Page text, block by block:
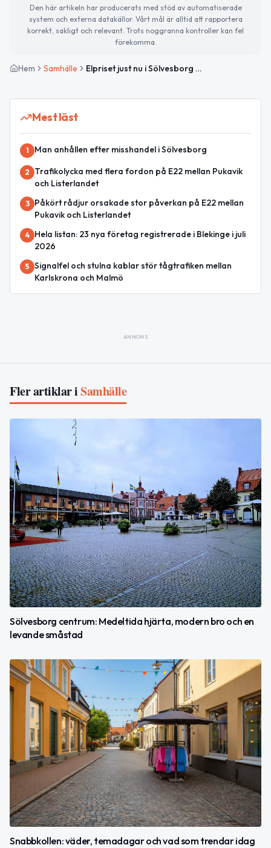
Den här artikeln har producerats med stöd av automatiserade
system och externa datakällor. Vårt mål är alltid att rapportera
korrekt, sakligt och relevant. Trots noggranna kontroller kan fel
förekomma.
Hem Samhälle Elpriset just nu i Sölvesborg — kraftig ökning på gång
Mest läst
1 Man anhållen efter misshandel i Sölvesborg
2
Trafikolycka med flera fordon på E22 mellan Pukavik
och Listerlandet
3
Påkört rådjur orsakade stor påverkan på E22 mellan
Pukavik och Listerlandet
4
Hela listan: 23 nya företag registrerade i Blekinge i juli
2026
5 Signalfel och stulna kablar stör tågtrafiken mellan
Karlskrona och Malmö
ANNONS
Fler artiklar iSamhälle
Sölvesborg centrum: Medeltida hjärta, modern bro och en
levande småstad
Snabbkollen: väder, temadagar och vad som trendar idag